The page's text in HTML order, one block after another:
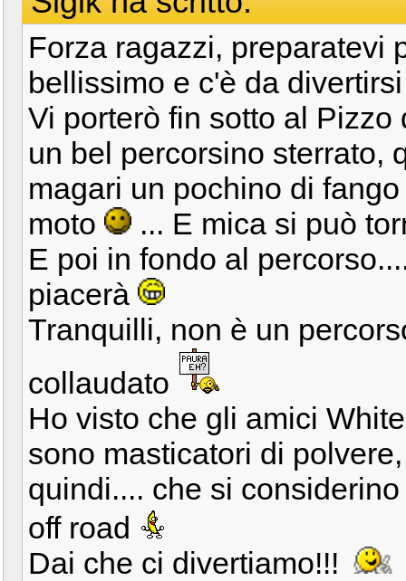
Forza ragazzi, preparatevi
bellissimo e c'è da
Vi porterò fin sotto al
un bel percorsino sterrato,
magari un pochino di
moto
... E mica si può
E poi in fondo al
piacerà
Tranquilli, non è un
collaudato
Ho visto che gli amici
sono masticatori di
quindi.... che si
off road
Dai che ci divertiamo!!!